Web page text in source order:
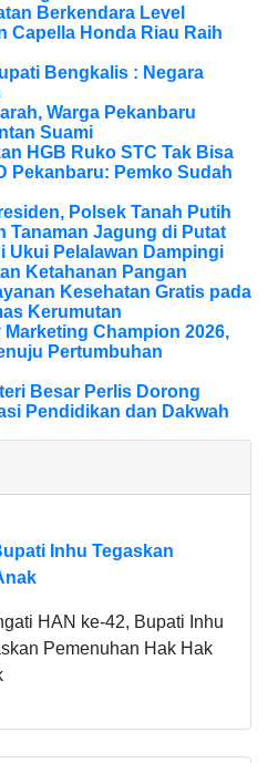
Berkendara Level
Capella Honda Riau Raih
Bengkalis : Negara
Warga Pekanbaru
Suami
HGB Ruko STC Tak Bisa
Pekanbaru: Pemko Sudah
Polsek Tanah Putih
Tanaman Jagung di Putat
Ukui Pelalawan Dampingi
Ketahanan Pangan
Kesehatan Gratis pada
Kerumutan
Champion 2026,
Pertumbuhan
Besar Perlis Dorong
Pendidikan dan Dakwah
Inhu Tegaskan
HAN ke-42, Bupati Inhu
Pemenuhan Hak Hak